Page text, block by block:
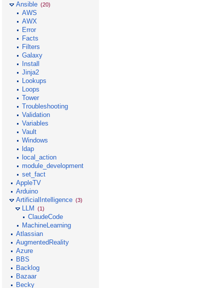
Ansible (20)
AWS
AWX
Error
Facts
Filters
Galaxy
Install
Jinja2
Lookups
Loops
Tower
Troubleshooting
Validation
Variables
Vault
Windows
ldap
local_action
module_development
set_fact
AppleTV
Arduino
ArtificialIntelligence (3)
LLM (1)
ClaudeCode
MachineLearning
Atlassian
AugmentedReality
Azure
BBS
Backlog
Bazaar
Becky